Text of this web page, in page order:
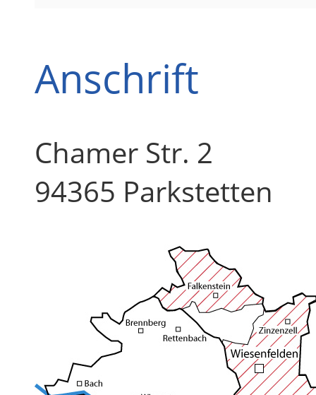
Anschrift
Chamer Str. 2
94365 Parkstetten